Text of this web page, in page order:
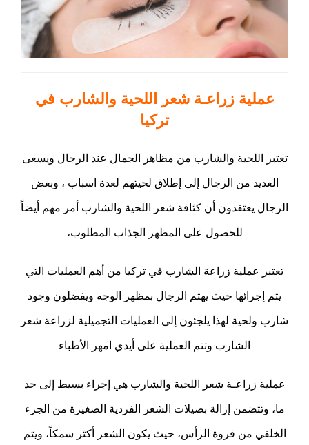
عملية زراعـة شعر اللحية والشارب في
تركيا
تعتبر اللحية والشارب من مظاهر الجمال عند الرجال ويسعى
العديد من الرجال إلى إطلاق لحيتهم لعدة اسباب ، وبعض
الرجال يعتقدون أن كثافة شعر اللحية والشارب أمر مهم أيضاً
للحصول على المظهر الجذاب المطلوب،
تعتبر عملية زراعة الشارب في تركيا من أهم العمليات التي
يتم إجرائها حيث يهتم الرجال بمظهر الوجه ويفضلون وجود
شارب ولحية لهذا يلجئون إلى العمليات التجميلية لزراعة شعر
الشارب وتتم العملية على أيدي امهر الأطباء
عملية زراعـة شعر اللحية والشارب هي إجراء بسيط إلى حد
ما، وتتضمن إزالة بصيلات الشعر الفردية الصغيرة من الجزء
الخلفي من فروة الرأس، حيث يكون الشعر أكثر سمكاً، ويتم